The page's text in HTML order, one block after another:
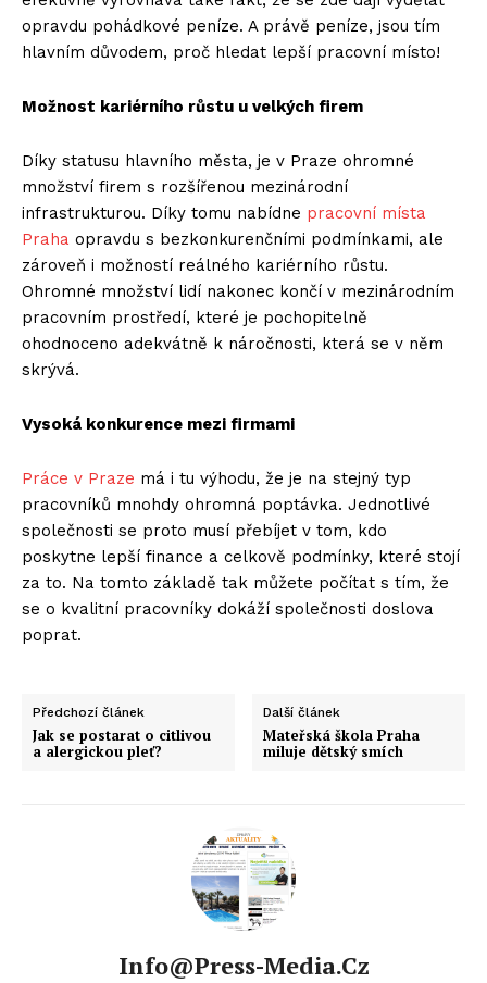
opravdu pohádkové peníze. A právě peníze, jsou tím
hlavním důvodem, proč hledat lepší pracovní místo!
Možnost kariérního růstu u velkých firem
Díky statusu hlavního města, je v Praze ohromné
množství firem s rozšířenou mezinárodní
infrastrukturou. Díky tomu nabídne pracovní místa
Praha opravdu s bezkonkurenčními podmínkami, ale
zároveň i možností reálného kariérního růstu.
Ohromné množství lidí nakonec končí v mezinárodním
pracovním prostředí, které je pochopitelně
ohodnoceno adekvátně k náročnosti, která se v něm
skrývá.
Vysoká konkurence mezi firmami
Práce v Praze má i tu výhodu, že je na stejný typ
pracovníků mnohdy ohromná poptávka. Jednotlivé
společnosti se proto musí přebíjet v tom, kdo
poskytne lepší finance a celkově podmínky, které stojí
za to. Na tomto základě tak můžete počítat s tím, že
se o kvalitní pracovníky dokáží společnosti doslova
poprat.
Předchozí článek
Jak se postarat o citlivou
a alergickou pleť?
Další článek
Mateřská škola Praha
miluje dětský smích
Info@press-Media.cz